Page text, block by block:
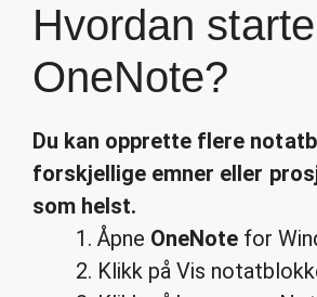
Hvordan
OneNote?
Du kan opprette flere
forskjellige emner eller
som helst.
Åpne OneNote for
Klikk på Vis